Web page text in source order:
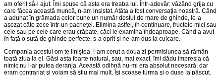
am oferit să-l ajut. Îmi spuse că asta era treaba lui. Într-adevăr: văzând grija cu
care făcea această muncă, n-am insistat. Atâta a fost conversaţia noastră. Când
a adunat în grămada celor bune un număr destul de mare de ghinde, le-a
aşezat câte zece într-un pacheţel. Elimina astfel, în continuare, fructele mici sau
cele sau pe cele care erau crăpate, căci le examina îndeaproape. Când a avut
în faţă o sută de ghinde perfecte, s-a oprit şi ne-am dus la culcare.
Compania acestui om te liniştea. I-am cerut a doua zi permisiunea să rămân
toată ziua la el. Găsi asta foarte natural, sau, mai exact, îmi dădu impresia că
nimic nu l-ar putea deranja. Această odihnă nu-mi era absolut necesară, dar
eram contrariat şi voiam să ştiu mai mult. Îşi scoase turma şi o duse la păscut.